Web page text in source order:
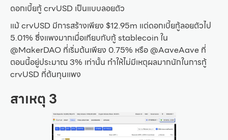
ดอกเบี้ยกู้ crvUSD เป็นแบบลอยตัว
แม้ crvUSD มีการสร้างเพียง $12.95m แต่ดอกเบี้ยกู้ลอยตัวไป
5.01% ซึ่งแพงมากเมื่อเทียบกับกู้ stablecoin ใน
@MakerDAO ที่เริ่มต้นเพียง 0.75% หรือ @AaveAave ที่
ตอนนี้อยู่ประมาณ 3% เท่านั้น ทำให้ไม่มีเหตุผลมากนักในการกู้
crvUSD ที่ต้นทุนแพง
สาเหตุ 3